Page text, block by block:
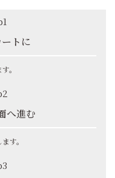
トに
。
へ進む
す。